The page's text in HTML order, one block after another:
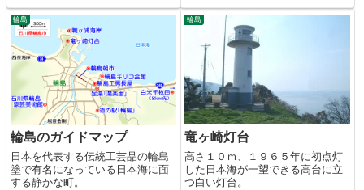
輪島
輪島のガイドマップ
日本を代表する伝統工芸品の輪島
塗で有名になっている日本海に面
する静かな町。
輪島
竜ヶ崎灯台
高さ１０ｍ、１９６５年に初点灯
した日本海が一望できる高台に立
つ白い灯台。